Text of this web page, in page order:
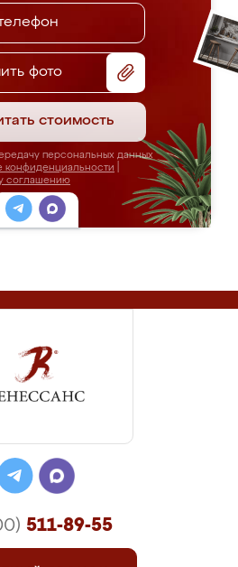
фото
стоимость
персональных данных
конфиденциальности
соглашению
511-89-55